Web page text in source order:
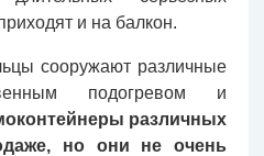
и на балкон.
сооружают различные
подогревом и
различных
но они не очень